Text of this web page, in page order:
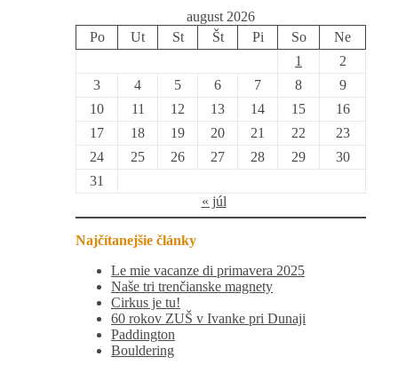
august 2026
Po
Ut St Št Pi So
Ne
1
2
3
4 5 6 7 8
9
10
11 12 13 14 15
16
17
18 19 20 21 22
23
24
25 26 27 28 29
30
31
« júl
Najčítanejšie články
Le mie vacanze di primavera 2025
Naše tri trenčianske magnety
Cirkus je tu!
60 rokov ZUŠ v Ivanke pri Dunaji
Paddington
Bouldering